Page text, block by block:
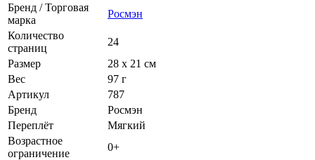
Бренд / Торговая
марка
Росмэн
Количество
страниц
24
Размер
28 x 21 см
Вес
97 г
Артикул
787
Бренд
Росмэн
Переплёт
Мягкий
Возрастное
ограничение
0+